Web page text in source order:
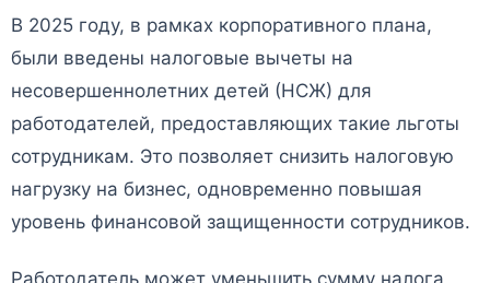
В 2025 году, в рамках корпоративного плана,
были введены налоговые вычеты на
несовершеннолетних детей (НСЖ) для
работодателей, предоставляющих такие льготы
сотрудникам. Это позволяет снизить налоговую
нагрузку на бизнес, одновременно повышая
уровень финансовой защищенности сотрудников.
Работодатель может уменьшить сумму налога,